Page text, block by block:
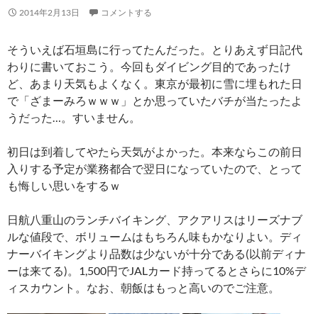
2014年2月13日 コメントする
そういえば石垣島に行ってたんだった。とりあえず日記代
わりに書いておこう。今回もダイビング目的であったけ
ど、あまり天気もよくなく。東京が最初に雪に埋もれた日
で「ざまーみろｗｗｗ」とか思っていたバチが当たったよ
うだった…。すいません。
初日は到着してやたら天気がよかった。本来ならこの前日
入りする予定が業務都合で翌日になっていたので、とって
も悔しい思いをするｗ
日航八重山のランチバイキング、アクアリスはリーズナブ
ルな値段で、ボリュームはもちろん味もかなりよい。ディ
ナーバイキングより品数は少ないが十分である(以前ディナ
ーは来てる)。1,500円でJALカード持ってるとさらに10%デ
ィスカウント。なお、朝飯はもっと高いのでご注意。